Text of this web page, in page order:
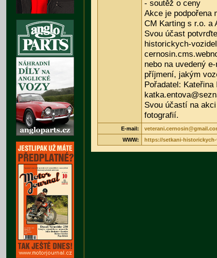
- soutěž o ceny
Akce je podpořena
CM Karting s r.o. a
Svou účast
historickych-
nebo na uvedený
příjmení, jakým
Pořadatel:
Svou účastí na
fotografií.
E-mail:
WWW:
https://setkani-